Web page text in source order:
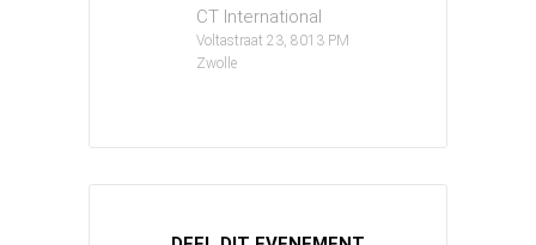
CT International
Voltastraat 23, 8013 PM
Zwolle